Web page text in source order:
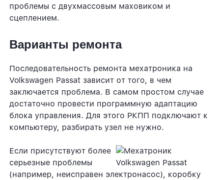
проблемы с двухмассовым маховиком и
сцеплением.
Варианты ремонта
Последовательность ремонта мехатроника на
Volkswagen Passat зависит от того, в чем
заключается проблема. В самом простом случае
достаточно провести программную адаптацию
блока управления. Для этого РКПП подключают к
компьютеру, разбирать узел не нужно.
Если присутствуют более
серьезные проблемы
(например, неисправен электронасос), коробку